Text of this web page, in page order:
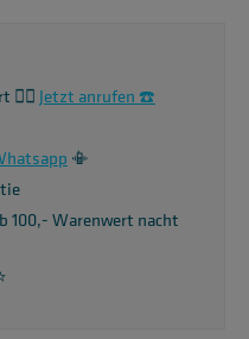
🙋‍♂️ Jetzt anrufen ☎️
📳
100,- Warenwert nacht